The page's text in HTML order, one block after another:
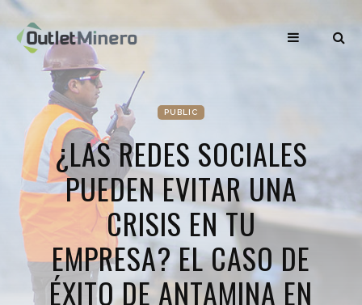
PUBLIC
¿LAS REDES SOCIALES
PUEDEN EVITAR UNA
CRISIS EN TU
EMPRESA? EL CASO DE
ÉXITO DE ANTAMINA EN